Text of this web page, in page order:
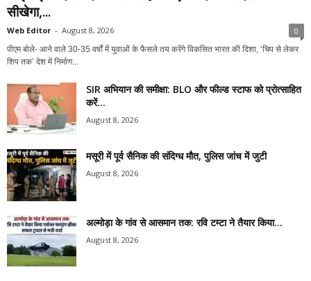
सीखेगा,...
Web Editor - August 8, 2026 0
पीएम बोले- आने वाले 30-35 वर्षों में युवाओं के फैसले तय करेंगे विकसित भारत की दिशा, ‘चिप से लेकर
शिप तक’ देश में निर्माण...
SIR अभियान की समीक्षा: BLO और फील्ड स्टाफ को प्रोत्साहित
करें...
August 8, 2026
मसूरी में पूर्व सैनिक की संदिग्ध मौत, पुलिस जांच में जुटी
August 8, 2026
अल्मोड़ा के गांव से आसमान तक: रवि टम्टा ने तैयार किया...
August 8, 2026